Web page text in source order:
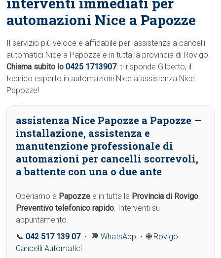
automazioni Nice a Papozze
Il servizio più veloce e affidabile per lassistenza a cancelli
automatici Nice a Papozze e in tutta la provincia di Rovigo.
Chiama subito lo0425 1713907: ti risponde Gilberto, il
tecnico esperto in automazioni Nice a assistenza Nice
Papozze!
assistenza Nice Papozze a Papozze —
installazione, assistenza e
manutenzione professionale di
automazioni per cancelli scorrevoli,
a battente con una o due ante
Operiamo a Papozze e in tutta la Provincia di Rovigo.
Preventivo telefonico rapido. Interventi su
appuntamento.
📞042 517 139 07• 💬WhatsApp • 🌐 Rovigo
Cancelli Automatici